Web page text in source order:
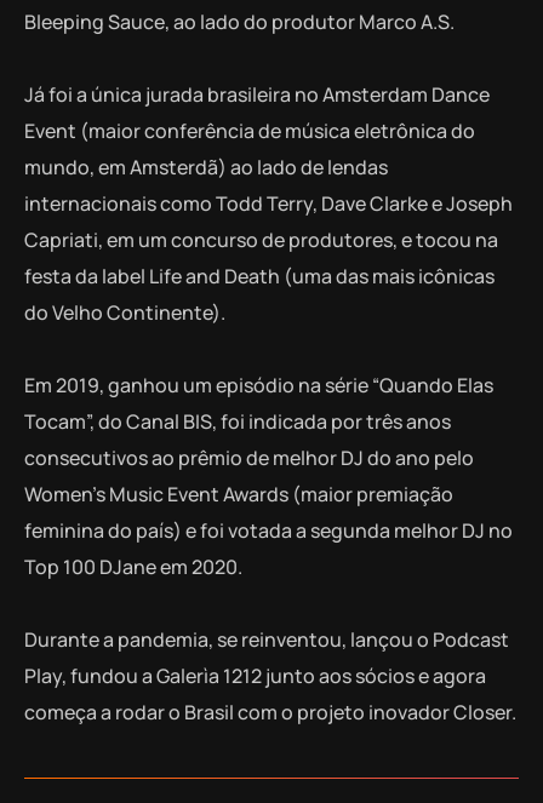
Bleeping Sauce, ao lado do produtor Marco A.S.
Já foi a única jurada brasileira no Amsterdam Dance
Event (maior conferência de música eletrônica do
mundo, em Amsterdã) ao lado de lendas
internacionais como Todd Terry, Dave Clarke e Joseph
Capriati, em um concurso de produtores, e tocou na
festa da label Life and Death (uma das mais icônicas
do Velho Continente).
Em 2019, ganhou um episódio na série “Quando Elas
Tocam”, do Canal BIS, foi indicada por três anos
consecutivos ao prêmio de melhor DJ do ano pelo
Women’s Music Event Awards (maior premiação
feminina do país) e foi votada a segunda melhor DJ no
Top 100 DJane em 2020.
Durante a pandemia, se reinventou, lançou o Podcast
Play, fundou a Galerìa 1212 junto aos sócios e agora
começa a rodar o Brasil com o projeto inovador Closer.